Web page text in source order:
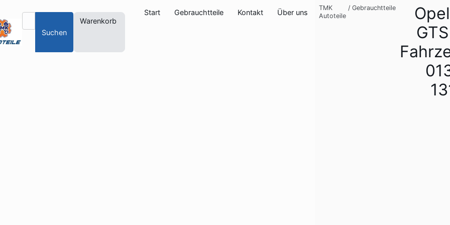
Suchen
Warenkorb
Start Gebrauchtteile Kontakt Über uns
TMK
Autoteile
/ Gebrauchtteile